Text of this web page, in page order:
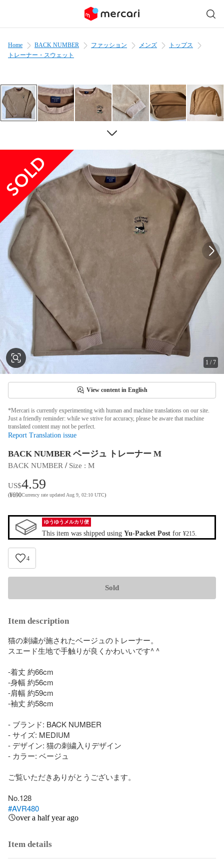
Home BACK NUMBER ファッション メンズ
トップス
トレーナー・スウェット
1 /7
View content in English
*Mercari is currently experimenting with human and machine translations on our site.
Just a friendly reminder: while we strive for accuracy, please be aware that machine
translated content may not be perfect.
Report Translation issue
BACK NUMBER ベージュ トレーナー M
BACK NUMBER / Size : M
US$4.59
(¥690Currency rate updated Aug 9, 02:10 UTC)
ゆうゆうメルカリ便
This item was shipped using Yu-Packet Post for ¥215
4
Sold
Item description
猫の刺繍が施されたベージュのトレーナー。
スエード生地で手触りが良くかわいいです^ ^
-着丈 約66cm
-身幅 約56cm
-肩幅 約59cm
-袖丈 約58cm
- ブランド: BACK NUMBER
- サイズ: MEDIUM
- デザイン: 猫の刺繍入りデザイン
- カラー: ベージュ
ご覧いただきありがとうございます。
#AVR480
over a half year ago
Item details